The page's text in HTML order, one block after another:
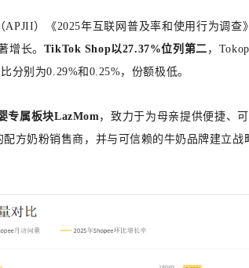
）《2025年互联网普及率和使用行为调查
增长。 TikTok Shop以27.37%位列第二 ，
比分别为0.29%和0.25%，份额极低。
专属板块LazMom ，致力于为母亲提供便捷、
方奶粉销售商，并与可信赖的牛奶品牌建立战